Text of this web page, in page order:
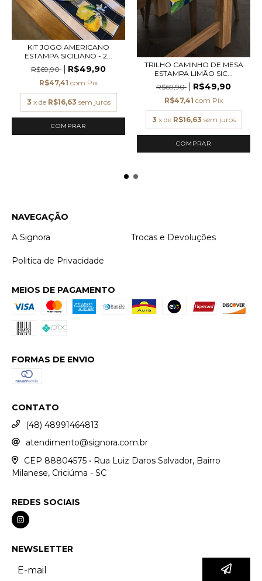
KIT JOGO AMERICANO
ESTAMPA SICILIANO - 2...
R$69,90
R$49,90
R$47,41 com Pix
3 x de R$16,63 sem juros
TRILHO CAMINHO DE MESA
ESTAMPA LIMÃO SIC...
R$69,90
R$49,90
R$47,41 com Pix
3 x de R$16,63 sem juros
COMPRAR
NAVEGAÇÃO
A Signora
Trocas e Devoluções
Politica de Privacidade
MEIOS DE PAGAMENTO
FORMAS DE ENVIO
CONTATO
(48) 48991464813
atendimento@signora.com.br
CEP 88804575 • Rua Luiz Daros Salvador, Bairro
Milanese, Criciúma - SC
REDES SOCIAIS
NEWSLETTER